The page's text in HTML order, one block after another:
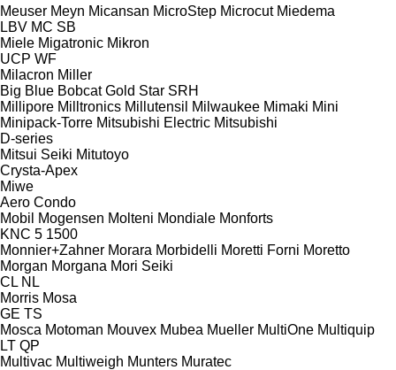
Meuser Meyn Micansan MicroStep Microcut Miedema
LBV MC SB
Miele Migatronic Mikron
UCP WF
Milacron Miller
Big Blue Bobcat Gold Star SRH
Millipore Milltronics Millutensil Milwaukee Mimaki Mini
Minipack-Torre Mitsubishi Electric Mitsubishi
D-series
Mitsui Seiki Mitutoyo
Crysta-Apex
Miwe
Aero Condo
Mobil
Mogensen Molteni Mondiale Monforts
KNC 5 1500
Monnier+Zahner Morara Morbidelli Moretti Forni Moretto
Morgan Morgana Mori Seiki
CL NL
Morris Mosa
GE TS
Mosca Motoman Mouvex Mubea Mueller MultiOne Multiquip
LT QP
Multivac Multiweigh Munters Muratec